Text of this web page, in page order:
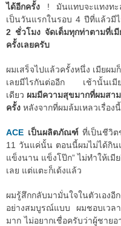
ได้อีกครั้ง ! มันแทบจะแทงทะ
เป็นวันแรกในรอบ 4 ปีที่แล้วมี
2 ชั่วโมง จัดเต็มทุกท่าตามที่เ
ครั้งเลยครับ
ผมเสร็จไปแล้วครั้งหนึ่ง เมียผม
เลยมีไรกันต่ออีก เช้านั้นเมีย
เดียว ผมมีความสุขมากที่ผมสา
ครั้ง หลังจากที่ผมล้มเหลวเรื่อง
ACE เป็นผลิตภัณฑ์ที่เป็นชีวิ
11 วันแค่นั้น ตอนนี้ผมไม่ได้กิน
แข็งนาน แข็งโป๊ก” ไม่ทำให้เมี
เลย แต่แตะก็เด้งแล้ว
ผมรู้สึกกลับมามั่นใจในตัวเองอี
อย่างสมบูรณ์แบบ ผมชอบเวล
มาก ไม่อยากเชื่อครับว่าผู้ชาย